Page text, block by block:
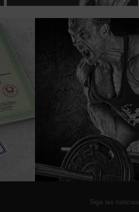
Siga las noticias